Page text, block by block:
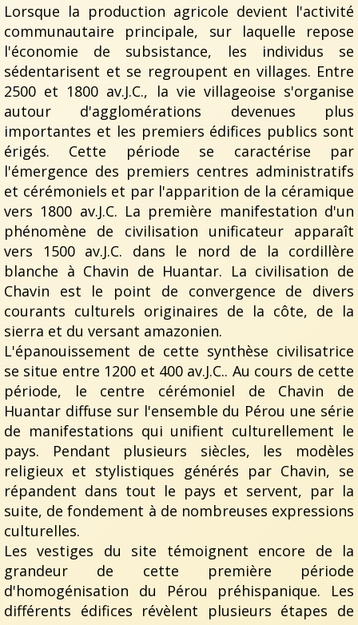
Lorsque la production agricole devient l'activité
communautaire principale, sur laquelle repose
l'économie de subsistance, les individus se
sédentarisent et se regroupent en villages. Entre
2500 et 1800 av.J.C., la vie villageoise s'organise
autour d'agglomérations devenues plus
importantes et les premiers édifices publics sont
érigés. Cette période se caractérise par
l'émergence des premiers centres administratifs
et cérémoniels et par l'apparition de la céramique
vers 1800 av.J.C. La première manifestation d'un
phénomène de civilisation unificateur apparaît
vers 1500 av.J.C. dans le nord de la cordillère
blanche à Chavin de Huantar. La civilisation de
Chavin est le point de convergence de divers
courants culturels originaires de la côte, de la
sierra et du versant amazonien.
L'épanouissement de cette synthèse civilisatrice
se situe entre 1200 et 400 av.J.C.. Au cours de cette
période, le centre cérémoniel de Chavin de
Huantar diffuse sur l'ensemble du Pérou une série
de manifestations qui unifient culturellement le
pays. Pendant plusieurs siècles, les modèles
religieux et stylistiques générés par Chavin, se
répandent dans tout le pays et servent, par la
suite, de fondement à de nombreuses expressions
culturelles.
Les vestiges du site témoignent encore de la
grandeur de cette première période
d'homogénisation du Pérou préhispanique. Les
différents édifices révèlent plusieurs étapes de